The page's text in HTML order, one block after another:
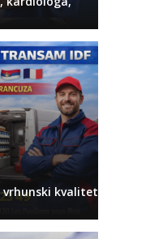
vrhunski kvalitet